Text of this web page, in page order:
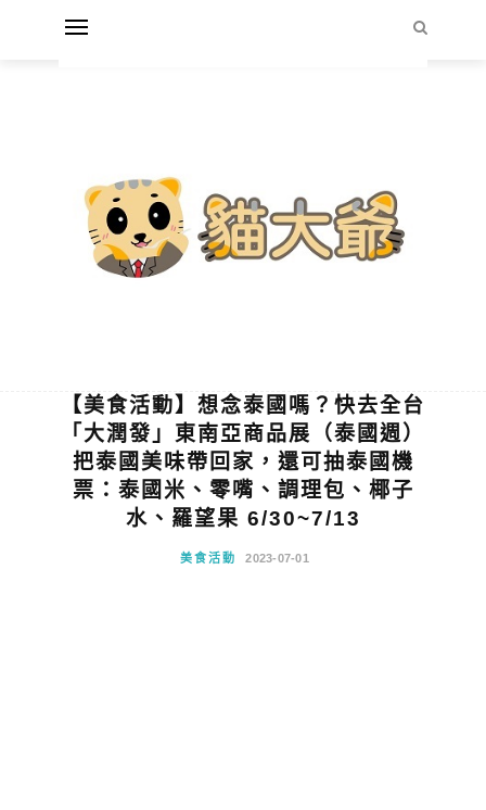
【美食活動】想念泰國嗎？快去全台
「大潤發」東南亞商品展（泰國週）
把泰國美味帶回家，還可抽泰國機
票：泰國米、零嘴、調理包、椰子
水、羅望果 6/30~7/13
美食活動 2023-07-01